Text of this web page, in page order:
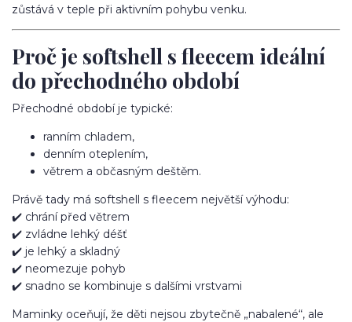
zůstává v teple při aktivním pohybu venku.
Proč je softshell s fleecem ideální
do přechodného období
Přechodné období je typické:
ranním chladem,
denním oteplením,
větrem a občasným deštěm.
Právě tady má softshell s fleecem největší výhodu:
✔️ chrání před větrem
✔️ zvládne lehký déšť
✔️ je lehký a skladný
✔️ neomezuje pohyb
✔️ snadno se kombinuje s dalšími vrstvami
Maminky oceňují, že děti nejsou zbytečně „nabalené“, ale